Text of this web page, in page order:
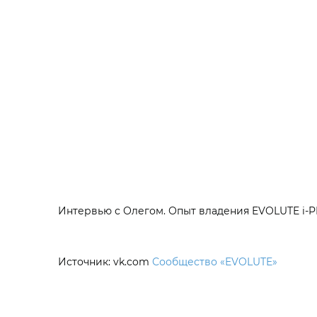
Интервью с Олегом. Опыт владения EVOLUTE
Источник: vk.com Сообщество «EVOLUTE»